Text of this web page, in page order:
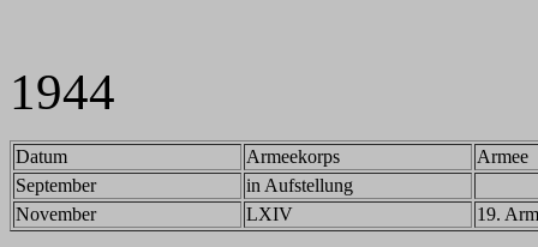
1944
Datum Armeekorps
Armee
September
in Aufstellung
November
LXIV 19.